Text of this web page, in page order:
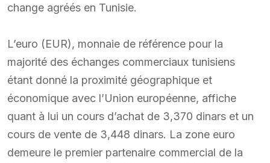
change agréés en Tunisie.
L’euro (EUR), monnaie de référence pour la
majorité des échanges commerciaux tunisiens
étant donné la proximité géographique et
économique avec l’Union européenne, affiche
quant à lui un cours d’achat de 3,370 dinars et un
cours de vente de 3,448 dinars. La zone euro
demeure le premier partenaire commercial de la